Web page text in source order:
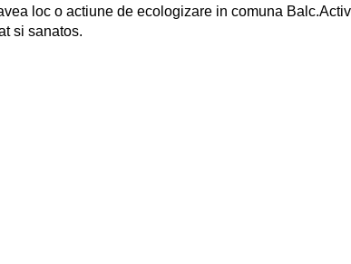
loc o actiune de ecologizare in comuna
si sanatos.